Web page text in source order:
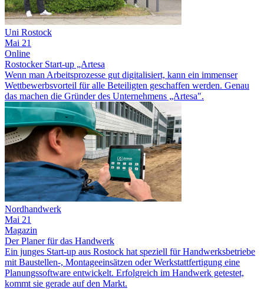
Uni Rostock
Mai 21
Online
Rostocker Start-up „Artesa
Wenn man Arbeitsprozesse gut digitalisiert, kann ein immenser
Wettbewerbsvorteil für alle Beteiligten geschaffen werden. Genau
das machen die Gründer des Unternehmens „Artesa".
Nordhandwerk
Mai 21
Magazin
Der Planer für das Handwerk
Ein junges Start-up aus Rostock hat speziell für Handwerksbetriebe
mit Baustellen-, Montageeinsätzen oder Werkstattfertigung eine
Planungssoftware entwickelt. Erfolgreich im Handwerk getestet,
kommt sie gerade auf den Markt.